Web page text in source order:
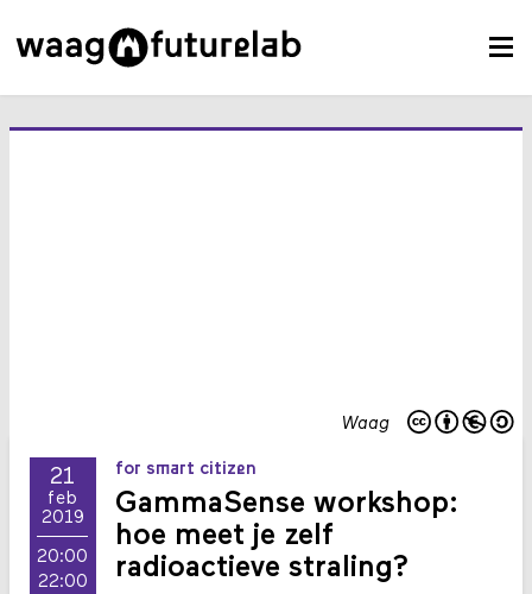
Waag
21
feb
2019
20:00
22:00
for smart citizen
GammaSense workshop:
hoe meet je zelf
radioactieve straling?